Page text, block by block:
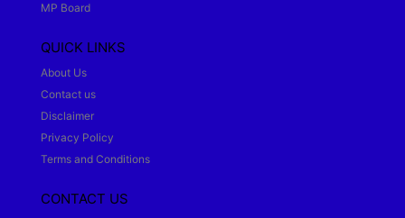
MP Board
QUICK LINKS
About Us
Contact us
Disclaimer
Privacy Policy
Terms and Conditions
CONTACT US